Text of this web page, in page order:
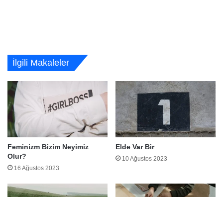
İlgili Makaleler
Feminizm Bizim Neyimiz
Olur?
16 Ağustos 2023
Elde Var Bir
10 Ağustos 2023